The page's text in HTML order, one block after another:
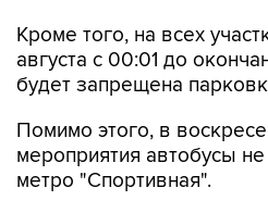
Кроме того, на всех
августа с 00:01 до
будет запрещена
Помимо этого, в
мероприятия автобусы
метро "Спортивная".